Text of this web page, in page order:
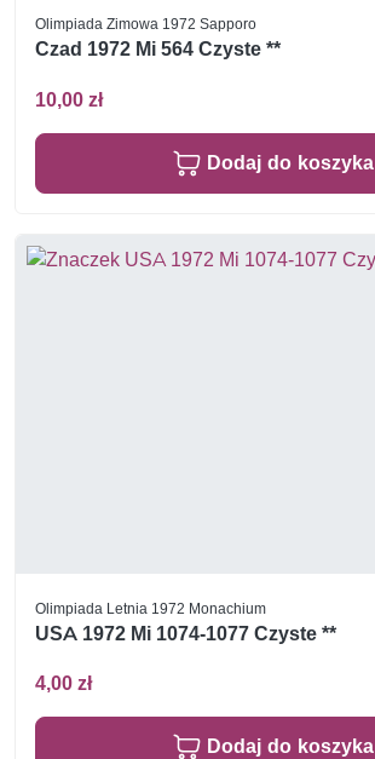
Olimpiada Zimowa 1972 Sapporo
Czad 1972 Mi 564 Czyste **
10,00 zł
Dodaj do koszyka
Olimpiada Letnia 1972 Monachium
USA 1972 Mi 1074-1077 Czyste **
4,00 zł
Dodaj do koszyka